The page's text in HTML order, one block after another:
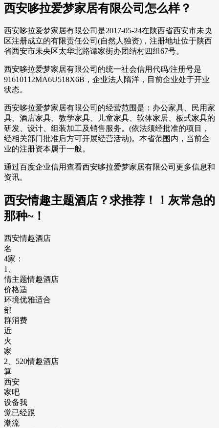
西安哆拉爱梦家居有限公司怎么样？
西安哆拉爱梦家居有限公司是2017-05-24在陕西省西安市未央
区注册成立的有限责任公司(自然人独资)，注册地址位于陕西
省西安市未央区太华北路谭家街办团结村四组67号。
西安哆拉爱梦家居有限公司的统一社会信用代码/注册号是
91610112MA6U518X6B，企业法人隋洋，目前企业处于开业
状态。
西安哆拉爱梦家居有限公司的经营范围是：办公家具、民用家
具、酒店家具、教学家具、儿童家具、软体家居、板式家具的
研发、设计、组装加工及销售服务。(依法须经批准的项目，
经相关部门批准后方可开展经营活动)。本省范围内，当前企
业的注册资本属于一般。
通过百度企业信用查看西安哆拉爱梦家居有限公司更多信息和
资讯。
西安情趣主题酒店？求推荐！！灰常急的
那种~！
西安情趣酒店
名
4家：
1、
情主题情趣酒店
价格适
环境优雅适合
部
群消费
近
火
家
2、520情趣酒店
算
西安
家吧
设备我
觉已经跟
潮流